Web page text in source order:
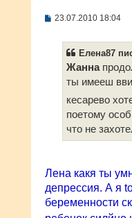
С
23.07.2010 18:04
Елена87
Жанна
ты имееш
кесарево
поетому
что не
Лена какя ты
депрессия. А я
беременности